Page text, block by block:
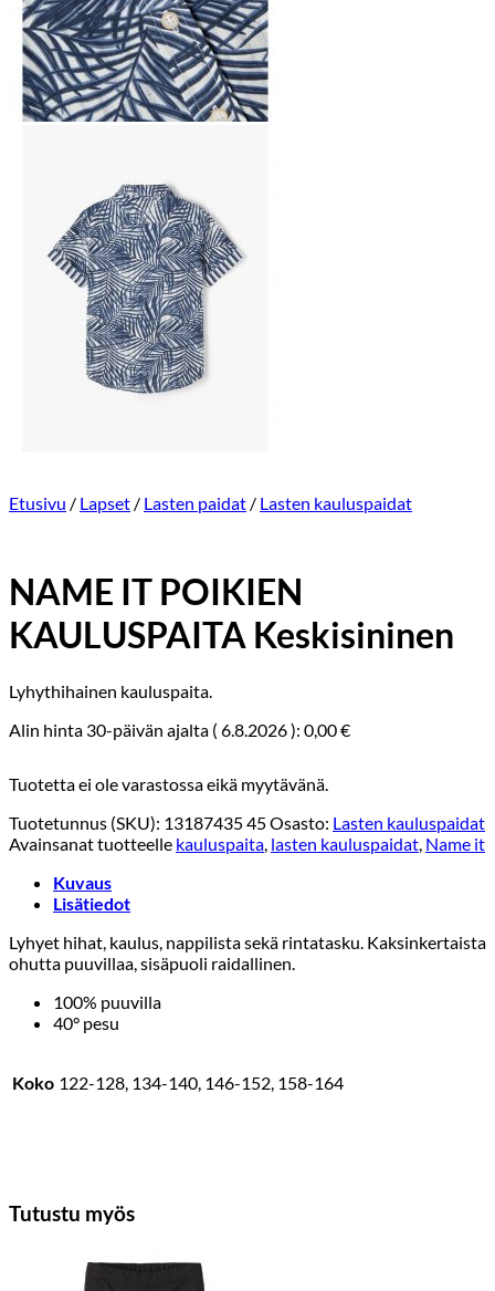
Etusivu / Lapset / Lasten paidat / Lasten kauluspaidat
NAME IT POIKIEN
KAULUSPAITA Keskisininen
Lyhythihainen kauluspaita.
Alin hinta 30-päivän ajalta ( 6.8.2026): 0,00€
Tuotetta ei ole varastossa eikä myytävänä.
Tuotetunnus (SKU): 13187435 45Osasto: Lasten kauluspaidat
Avainsanat tuotteelle kauluspaita, lasten kauluspaidat, Name it
Kuvaus
Lisätiedot
Lyhyet hihat, kaulus, nappilista sekä rintatasku. Kaksinkertaista
ohutta puuvillaa, sisäpuoli raidallinen.
100% puuvilla
40° pesu
Koko 122-128, 134-140, 146-152, 158-164
Tutustu myös